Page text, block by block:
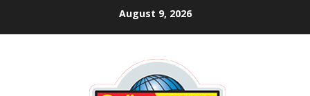
August 9, 2026